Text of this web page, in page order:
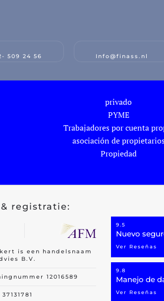
509 24 56 Info@finass.nl
privado
PYME
Trabajadores por cuenta
asociación de
Propiedad
registratie:
is een handelsnaam
B.V.
12016589
9.5
Nuevo
Ver Reseñas
9.8
Manejo de
Ver Reseñas